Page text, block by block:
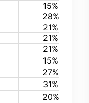
15%
28%
21%
21%
21%
15%
27%
31%
20%